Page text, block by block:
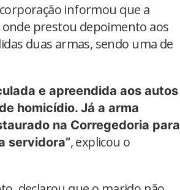
informou que a
onde prestou depoimento aos
duas armas, sendo uma de
e apreendida aos autos
homicídio. Já a arma
na Corregedoria para
servidora”, explicou o